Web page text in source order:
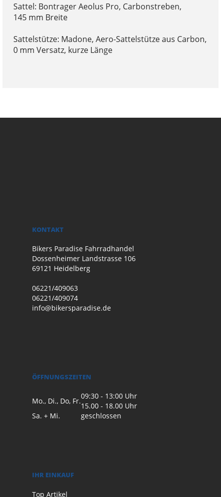
Sattel: Bontrager Aeolus Pro, Carbonstreben,
145 mm Breite
Sattelstütze: Madone, Aero-Sattelstütze aus Carbon,
0 mm Versatz, kurze Länge
KONTAKT
Bikers Paradise Fahrradhandel
Dossenheimer Landstrasse 106
69121 Heidelberg
06221/409063
06221/409074
info@bikersparadise.de
ÖFFNUNGSZEITEN
Mo., Di., Do, Fr.
09:30 - 13:00 Uhr
15.00 - 18.00 Uhr
Sa. + Mi.
geschlossen
IHR EINKAUF
Top Artikel